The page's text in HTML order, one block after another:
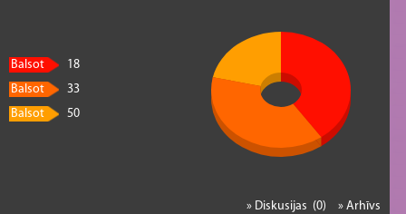
Balsot
18
Balsot
33
Balsot
50
» Arhīvs
» Diskusijas (0)